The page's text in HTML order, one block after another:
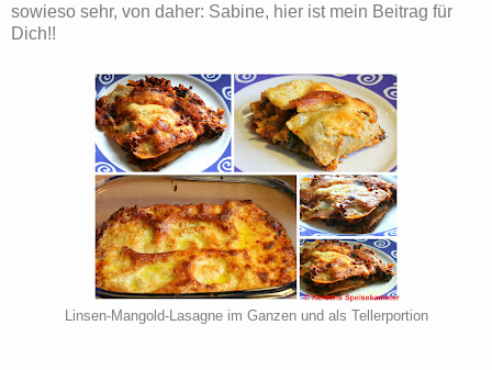
sowieso sehr, von daher: Sabine, hier ist mein Beitrag für
Dich!!
Linsen-Mangold-Lasagne im Ganzen und als Tellerportion